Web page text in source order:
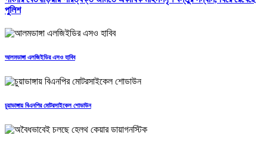
পুলিশ
আলমডাঙ্গা এলজিইডির এসও হাবিব
চুয়াডাঙ্গায় বিএনপির মোটরসাইকেল শোডাউন